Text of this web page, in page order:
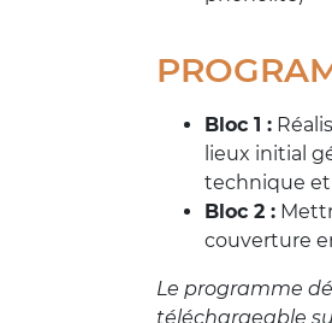
Bloc 1 :
lieux initial
technique et
Bloc 2 :
couverture
Le programme
téléchargeable